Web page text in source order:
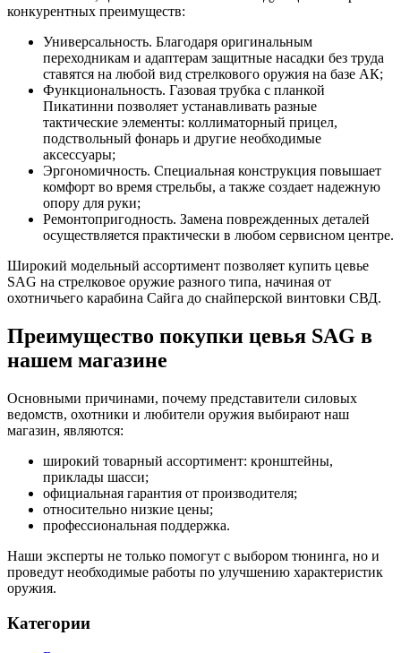
конкурентных преимуществ:
Универсальность. Благодаря оригинальным
переходникам и адаптерам защитные насадки без труда
ставятся на любой вид стрелкового оружия на базе АК;
Функциональность. Газовая трубка с планкой
Пикатинни позволяет устанавливать разные
тактические элементы: коллиматорный прицел,
подствольный фонарь и другие необходимые
аксессуары;
Эргономичность. Специальная конструкция повышает
комфорт во время стрельбы, а также создает надежную
опору для руки;
Ремонтопригодность. Замена поврежденных деталей
осуществляется практически в любом сервисном центре.
Широкий модельный ассортимент позволяет купить цевье
SAG на стрелковое оружие разного типа, начиная от
охотничьего карабина Сайга до снайперской винтовки СВД.
Преимущество покупки цевья SAG в
нашем магазине
Основными причинами, почему представители силовых
ведомств, охотники и любители оружия выбирают наш
магазин, являются:
широкий товарный ассортимент: кронштейны,
приклады шасси;
официальная гарантия от производителя;
относительно низкие цены;
профессиональная поддержка.
Наши эксперты не только помогут с выбором тюнинга, но и
проведут необходимые работы по улучшению характеристик
оружия.
Категории